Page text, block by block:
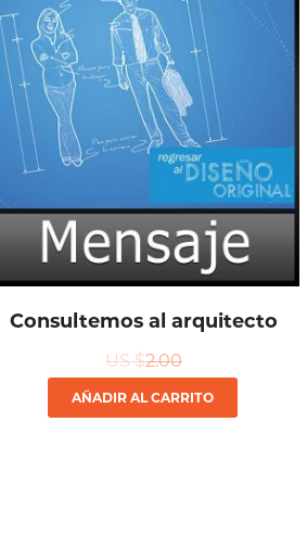
Consultemos al arquitecto
US $2.00
AÑADIR AL CARRITO